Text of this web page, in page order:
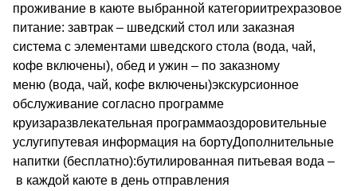
проживание в каюте выбранной категориитрехразовое
питание: завтрак – шведский стол или заказная
система с элементами шведского стола (вода, чай,
кофе включены), обед и ужин – по заказному
меню (вода, чай, кофе включены)экскурсионное
обслуживание согласно программе
круизаразвлекательная программаоздоровительные
услугипутевая информация на бортуДополнительные
напитки (бесплатно):бутилированная питьевая вода –
в каждой каюте в день отправления